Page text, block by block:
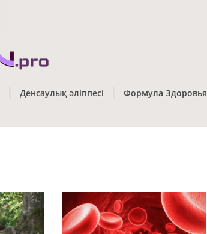
Денсаулық әліппесі Формула Здоровья